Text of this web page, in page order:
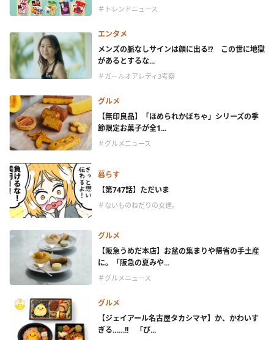
＃トレンドニュース
エンタメ
メンズの脈なしサインは顔に出る!? この世に地獄
があるとするな...
＃ガールオアレディ3考察
グルメ
【無印良品】「ほめられかぼちゃ」シリーズの季
節限定お菓子が全1...
＃グルメニュース
暮らす
【第747話】ただいま
＃ないものねだりの女達。
グルメ
【阪急うめだ本店】お盆の集まりや帰省の手土産
に。「阪急の夏みや...
＃グルメニュース
グルメ
【ジェイアール名古屋タカシマヤ】か、かわいす
ぎる……!! 「ぴ...